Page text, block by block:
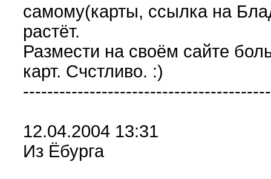
самому(карты, ссылка на
растёт.
Размести на своём сайте
карт. Счстливо. :)
12.04.2004 13:31
Из Ёбурга